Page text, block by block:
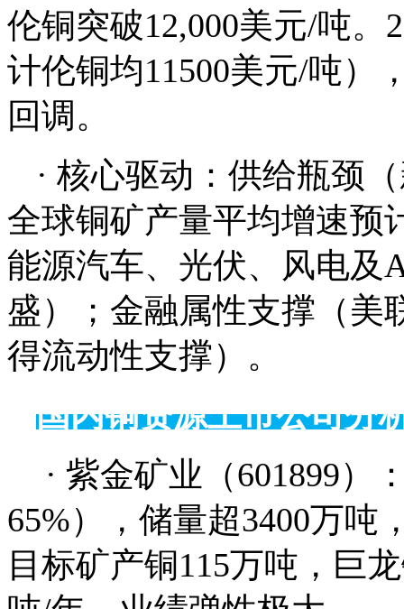
伦铜突破12,000美元/吨
计伦铜均11500美元/吨）
回调。
· 核心驱动：供给瓶颈
全球铜矿产量平均增速预
能源汽车、光伏、风电及
盛）；金融属性支撑（美
得流动性支撑）。
国内铜资源上市公司分
· 紫金矿业（601899）
65%），储量超3400万吨
目标矿产铜115万吨，巨